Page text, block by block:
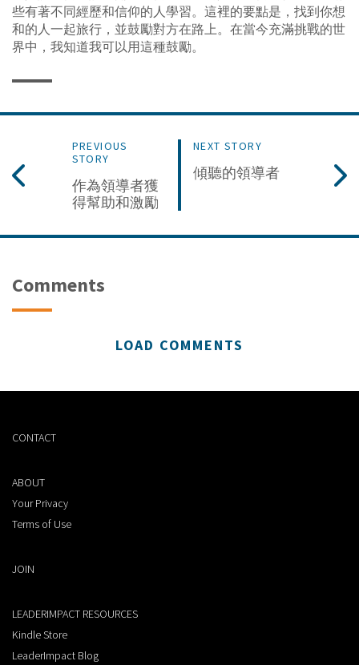
些有著不同經歷和信仰的人學習。這裡的要點是，找到你想
和的人一起旅行，並鼓勵對方在路上。在當今充滿挑戰的世
界中，我知道我可以用這種鼓勵。
PREVIOUS
STORY
作為領導者獲
得幫助和激勵
NEXT STORY
傾聽的領導者
Comments
LOAD COMMENTS
CONTACT
ABOUT
Your Privacy
Terms of Use
JOIN
LEADERIMPACT RESOURCES
Kindle Store
LeaderImpact Blog